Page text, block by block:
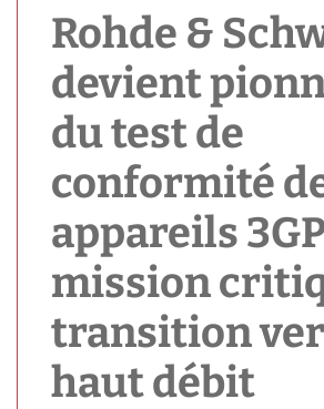
Rohde &
devient
du test de
conformité
appareils
mission
transition
haut débit